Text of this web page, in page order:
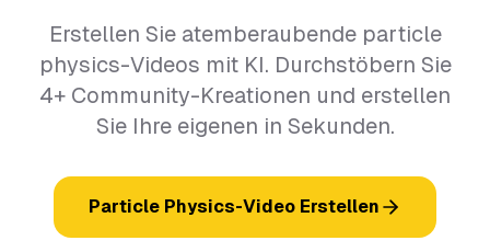
Erstellen Sie atemberaubende particle
physics-Videos mit KI. Durchstöbern Sie
4+ Community-Kreationen und erstellen
Sie Ihre eigenen in Sekunden.
Particle Physics-Video Erstellen